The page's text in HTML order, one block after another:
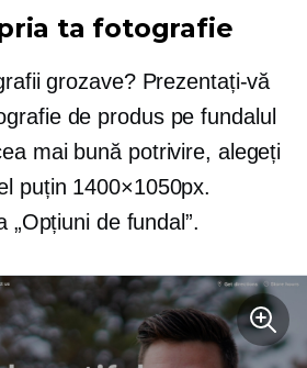
ta fotografie
grozave? Prezentați-vă
de produs pe fundalul
mai bună potrivire, alegeți
puțin 1400×1050px.
„Opțiuni de fundal”.